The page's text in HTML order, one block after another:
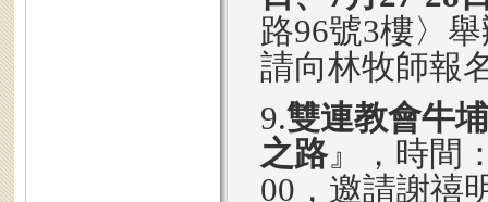
路96號3樓〉
請向林牧師報
9.雙連教會牛
之路』，時間
00，邀請謝禧